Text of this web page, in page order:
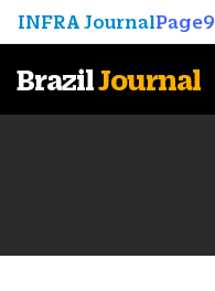
INFRA JournalPage9
BrazilJournal